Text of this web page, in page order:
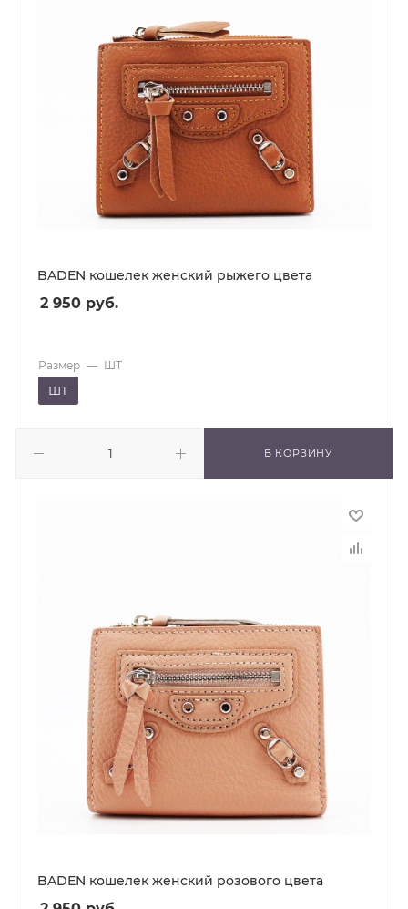
BADEN кошелек женский рыжего цвета
2 950 руб.
В КОРЗИНУ
Размер — ШТ
ШТ
BADEN кошелек женский розового цвета